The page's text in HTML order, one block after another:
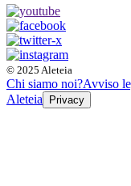
© 2025 Aleteia
Chi siamo noi?Avviso
Aleteia
Privacy